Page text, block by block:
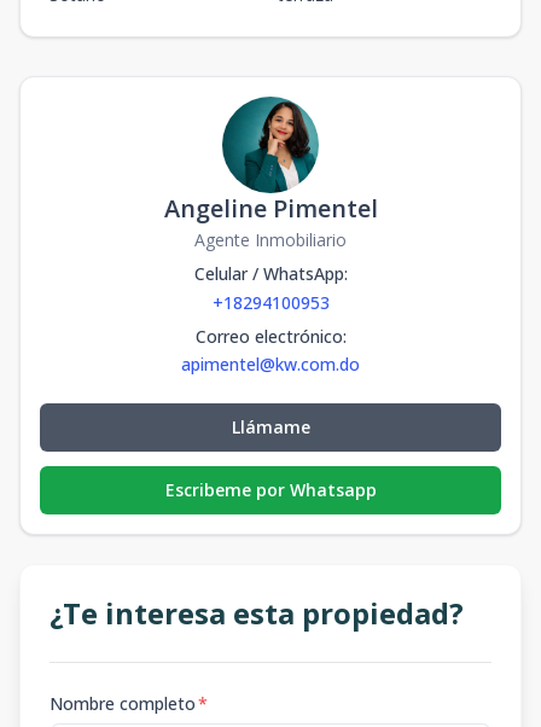
Angeline Pimentel
Agente Inmobiliario
Celular / WhatsApp:
+18294100953
Correo electrónico:
apimentel@kw.com.do
Llámame
Escribeme por Whatsapp
¿Te interesa esta propiedad?
Nombre completo*